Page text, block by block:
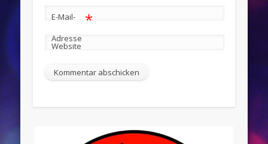
E-Mail-
Adresse
*
Website